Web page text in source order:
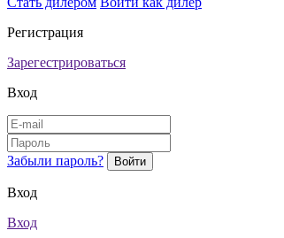
Регистрация
Зарегестрироваться
Вход
Забыли пароль?
Вход
Вход